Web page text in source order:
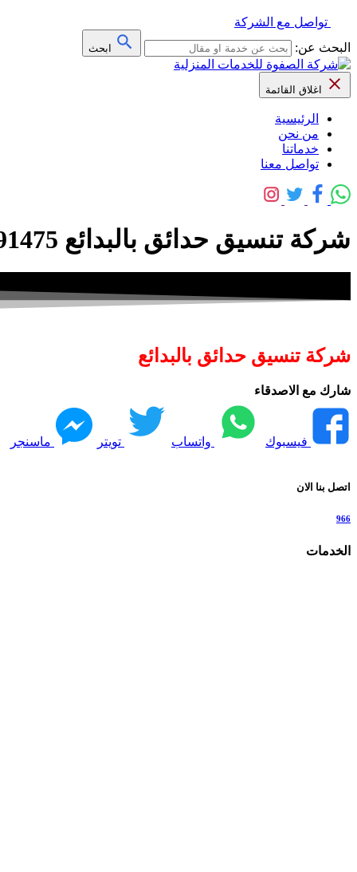
تواصل مع الشركة
البحث عن:
ابحث
اغلاق القائمة
الرئيسية
من نحن
خدماتنا
تواصل معنا
شركة تنسيق حدائق بالبدائع 0509091475 خصم 40% – الصفوة
شركة تنسيق حدائق بالبدائع
شارك مع الاصدقاء
فيسبوك واتساب تويتر ماسنجر
اتصل بنا الان
966
الخدمات